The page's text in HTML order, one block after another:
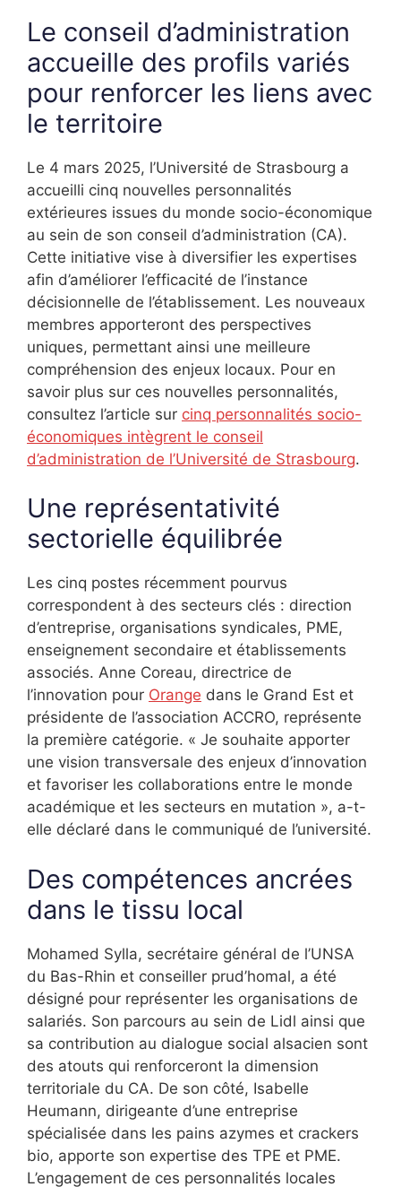
Le conseil d’administration
accueille des profils variés
pour renforcer les liens avec
le territoire
Le 4 mars 2025, l’Université de Strasbourg a
accueilli cinq nouvelles personnalités
extérieures issues du monde socio-économique
au sein de son conseil d’administration (CA).
Cette initiative vise à diversifier les expertises
afin d’améliorer l’efficacité de l’instance
décisionnelle de l’établissement. Les nouveaux
membres apporteront des perspectives
uniques, permettant ainsi une meilleure
compréhension des enjeux locaux. Pour en
savoir plus sur ces nouvelles personnalités,
consultez l’article sur cinq personnalités socio-
économiques intègrent le conseil
d’administration de l’Université de Strasbourg.
Une représentativité
sectorielle équilibrée
Les cinq postes récemment pourvus
correspondent à des secteurs clés : direction
d’entreprise, organisations syndicales, PME,
enseignement secondaire et établissements
associés. Anne Coreau, directrice de
l’innovation pour Orange dans le Grand Est et
présidente de l’association ACCRO, représente
la première catégorie. « Je souhaite apporter
une vision transversale des enjeux d’innovation
et favoriser les collaborations entre le monde
académique et les secteurs en mutation », a-t-
elle déclaré dans le communiqué de l’université.
Des compétences ancrées
dans le tissu local
Mohamed Sylla, secrétaire général de l’UNSA
du Bas-Rhin et conseiller prud’homal, a été
désigné pour représenter les organisations de
salariés. Son parcours au sein de Lidl ainsi que
sa contribution au dialogue social alsacien sont
des atouts qui renforceront la dimension
territoriale du CA. De son côté, Isabelle
Heumann, dirigeante d’une entreprise
spécialisée dans les pains azymes et crackers
bio, apporte son expertise des TPE et PME.
L’engagement de ces personnalités locales